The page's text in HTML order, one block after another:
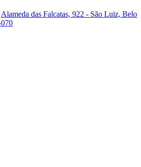
Alameda das Falcatas, 922 - São Luiz, Belo